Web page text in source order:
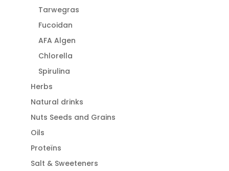
Tarwegras
Fucoidan
AFA Algen
Chlorella
Spirulina
Herbs
Natural drinks
Nuts Seeds and Grains
Oils
Proteïns
Salt & Sweeteners